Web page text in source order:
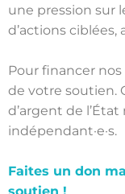
une pression sur
d’actions
Pour financer
de votre soutien.
d’argent de
indépendant·e·s.
Faites un don